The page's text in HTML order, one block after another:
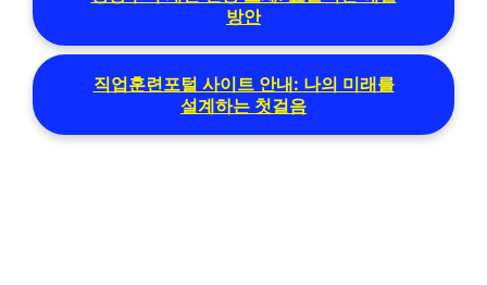
방안
직업훈련포털 사이트 안내: 나의 미래를
설계하는 첫걸음